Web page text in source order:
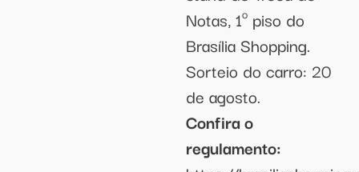
Notas, 1º piso do
Brasília Shopping.
Sorteio do carro: 20
de agosto.
Confira o
regulamento: